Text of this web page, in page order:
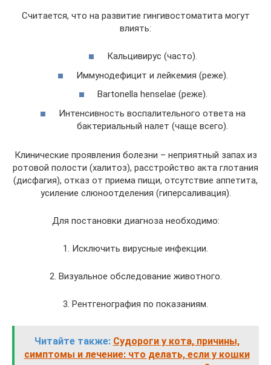
Считается, что на развитие гингивостоматита могут
влиять:
Кальцивирус (часто).
Иммунодефицит и лейкемия (реже).
Bartonella henselae (реже).
Интенсивность воспалительного ответа на
бактериальный налет (чаще всего).
Клинические проявления болезни – неприятный запах из
ротовой полости (халитоз), расстройство акта глотания
(дисфагия), отказ от приема пищи, отсутствие аппетита,
усиление слюноотделения (гиперсаливация).
Для постановки диагноза необходимо:
1. Исключить вирусные инфекции.
2. Визуальное обследование животного.
3. Рентгенография по показаниям.
Читайте также: Судороги у кота, причины,
симптомы и лечение: что делать, если у кошки